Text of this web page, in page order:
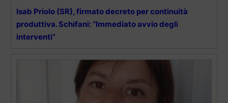
Isab Priolo (SR), firmato decreto per continuità
produttiva. Schifani: “Immediato avvio degli
interventi”